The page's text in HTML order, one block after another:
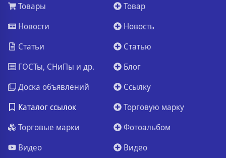
Товары
Новости
Статьи
ГОСТы, СНиПы и др.
Доска объявлений
Каталог ссылок
Торговые марки
Видео
Товар
Новость
Статью
Блог
Ссылку
Торговую марку
Фотоальбом
Видео